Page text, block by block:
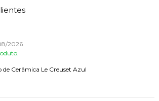
2026
Cerâmica Le Creuset Azul